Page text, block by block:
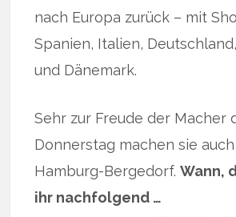
nach Europa zurück – mit
Spanien, Italien,
und Dänemark.
Sehr zur Freude der Macher
Donnerstag machen sie
Hamburg-Bergedorf.Wann,
ihr nachfolgend …